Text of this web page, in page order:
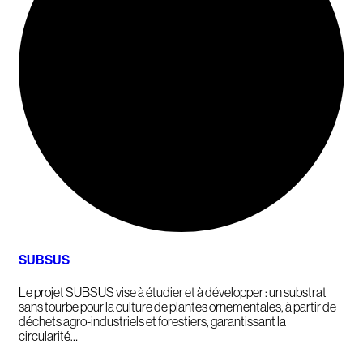
SUBSUS
Le projet SUBSUS vise à étudier et à développer : un substrat
sans tourbe pour la culture de plantes ornementales, à partir de
déchets agro-industriels et forestiers, garantissant la
circularité…